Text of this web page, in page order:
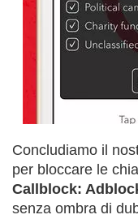
Concludiamo il
per bloccare le
Callblock:
senza ombra di